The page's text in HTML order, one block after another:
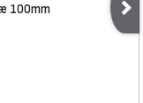
100mm